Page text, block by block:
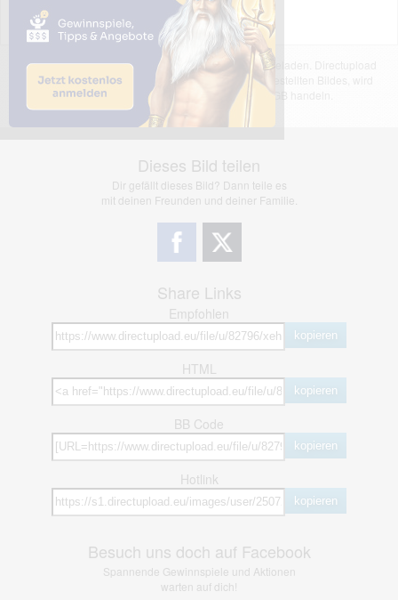
Das dargestellte Bild wurde von einem Nutzer hochgeladen. Directupload
übernimmt keinerlei Haftung für den Inhalt des dargestellten Bildes, wird
jedoch bei Verstößen nach §2(3) unserer AGB handeln.
Dieses Bild teilen
Dir gefällt dieses Bild? Dann teile es
mit deinen Freunden und deiner Familie.
Share Links
Empfohlen
kopieren
HTML
kopieren
BB Code
kopieren
Hotlink
kopieren
Besuch uns doch auf Facebook
Spannende Gewinnspiele und Aktionen
warten auf dich!